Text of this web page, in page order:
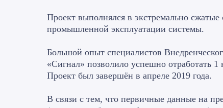
Проект выполнялся в экстремально сжатые
промышленной эксплуатации системы.
Большой опыт специалистов
«Сигнал» позволило успешно отработать 1
Проект был завершён в апреле 2019 года.
В связи с тем, что первичные данные на